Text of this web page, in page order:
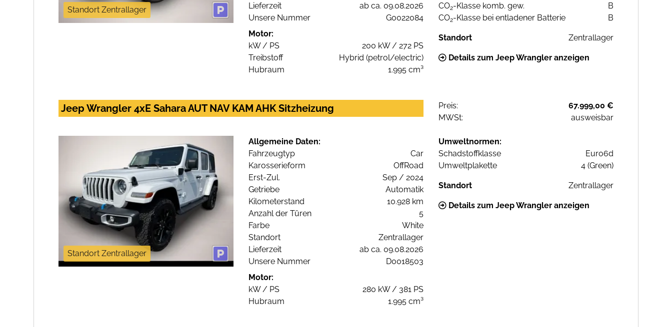
Standort Zentrallager
Lieferzeit
ab ca. 09.08.2026
Unsere Nummer
G0022084
Motor:
kW / PS
200 kW / 272 PS
Treibstoff
Hybrid (petrol/electric)
Hubraum
1.995 cm³
CO2-Klasse komb. gew.
B
CO2-Klasse bei entladener Batterie B
Standort Zentrallager
Details zum Jeep Wrangler anzeigen
Jeep Wrangler 4xE Sahara AUT NAV KAM AHK Sitzheizung Preis:
67.999,00 €
MWSt:
ausweisbar
Standort Zentrallager
Allgemeine Daten:
Fahrzeugtyp
Car
Karosserieform
OffRoad
Erst-Zul.
Sep / 2024
Getriebe
Automatik
Kilometerstand
10.928 km
Anzahl der Türen
5
Farbe
White
Standort
Zentrallager
Lieferzeit
ab ca. 09.08.2026
Unsere Nummer
D0018503
Motor:
kW / PS
280 kW / 381 PS
Hubraum
1.995 cm³
Umweltnormen:
Schadstoffklasse
Euro6d
Umweltplakette
4 (Green)
Standort Zentrallager
Details zum Jeep Wrangler anzeigen